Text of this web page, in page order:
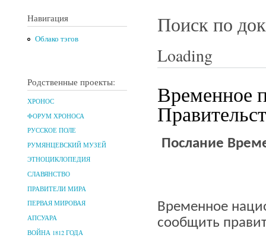
Навигация
Облако тэгов
Родственные проекты:
ХРОНОС
ФОРУМ ХРОНОСА
РУССКОЕ ПОЛЕ
РУМЯНЦЕВСКИЙ МУЗЕЙ
ЭТНОЦИКЛОПЕДИЯ
СЛАВЯНСТВО
ПРАВИТЕЛИ МИРА
ПЕРВАЯ МИРОВАЯ
АПСУАРА
ВОЙНА 1812 ГОДА
Поиск по
Loading
Временное
Послание
Временное
сообщить